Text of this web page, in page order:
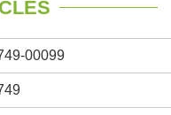
00099